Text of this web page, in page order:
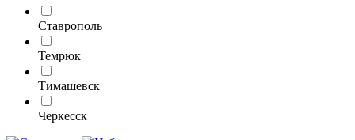
Ставрополь
Темрюк
Тимашевск
Черкесск